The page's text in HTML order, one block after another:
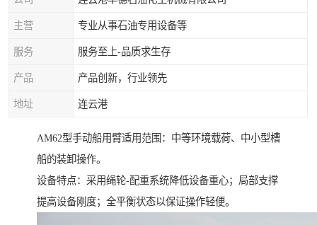
主营 专业从事石油专用设备等
服务 服务至上-品质求生存
产品 产品创新，行业领先
地址 连云港
AM62型手动船用臂适用范围：中等环境载荷、中小型槽
船的装卸操作。
设备特点：采用绳轮-配重系统降低设备重心；局部支撑
提高设备刚度；全平衡状态以保证操作轻便。